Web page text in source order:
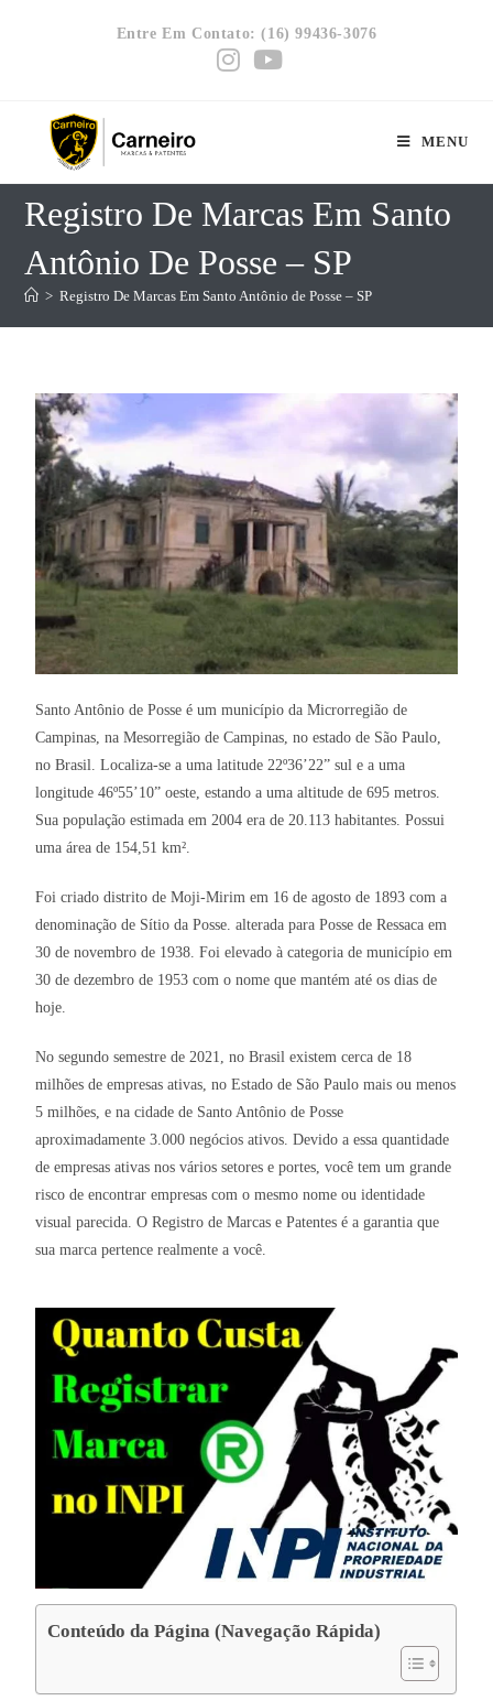
Entre Em Contato: (16) 99436-3076
MENU
Registro De Marcas Em Santo
Antônio De Posse – SP
> Registro De Marcas Em Santo Antônio de Posse – SP
Santo Antônio de Posse é um município da Microrregião de
Campinas, na Mesorregião de Campinas, no estado de São Paulo,
no Brasil. Localiza-se a uma latitude 22º36’22” sul e a uma
longitude 46º55’10” oeste, estando a uma altitude de 695 metros.
Sua população estimada em 2004 era de 20.113 habitantes. Possui
uma área de 154,51 km².
Foi criado distrito de Moji-Mirim em 16 de agosto de 1893 com a
denominação de Sítio da Posse. alterada para Posse de Ressaca em
30 de novembro de 1938. Foi elevado à categoria de município em
30 de dezembro de 1953 com o nome que mantém até os dias de
hoje.
No segundo semestre de 2021, no Brasil existem cerca de 18
milhões de empresas ativas, no Estado de São Paulo mais ou menos
5 milhões, e na cidade de Santo Antônio de Posse
aproximadamente 3.000 negócios ativos. Devido a essa quantidade
de empresas ativas nos vários setores e portes, você tem um grande
risco de encontrar empresas com o mesmo nome ou identidade
visual parecida. O Registro de Marcas e Patentes é a garantia que
sua marca pertence realmente a você.
Conteúdo da Página (Navegação Rápida)